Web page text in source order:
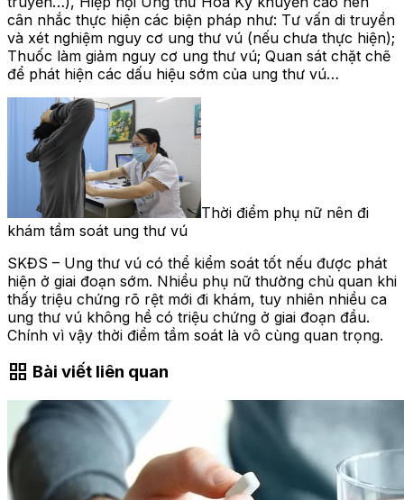
cân nhắc thực hiện các biện pháp như: Tư vấn di truyền
và xét nghiệm nguy cơ ung thư vú (nếu chưa thực hiện);
Thuốc làm giảm nguy cơ ung thư vú; Quan sát chặt chẽ
để phát hiện các dấu hiệu sớm của ung thư vú…
Thời điểm phụ nữ nên đi
khám tầm soát ung thư vú
SKĐS – Ung thư vú có thể kiểm soát tốt nếu được phát
hiện ở giai đoạn sớm. Nhiều phụ nữ thường chủ quan khi
thấy triệu chứng rõ rệt mới đi khám, tuy nhiên nhiều ca
ung thư vú không hề có triệu chứng ở giai đoạn đầu.
Chính vì vậy thời điểm tầm soát là vô cùng quan trọng.
grid_view Bài viết liên quan